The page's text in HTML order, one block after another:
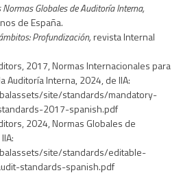
Normas Globales de Auditoría Interna,
de España.
Profundización,revista Internal
2017, Normas Internacionales para
Auditoría Interna, 2024, de IIA:
site/standards/mandatory-
2017-spanish.pdf
2024, Normas Globales de
site/standards/editable-
standards-spanish.pdf